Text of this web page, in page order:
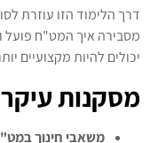
דרך הלימוד הזו עוזרת
מסבירה איך המט"ח פועל
יכולים להיות מקצועיים
מסקנות
משאבי חינוך